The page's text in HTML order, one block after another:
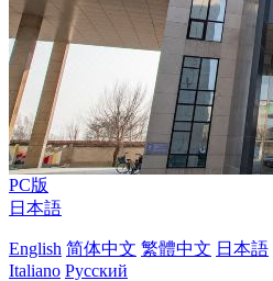
PC版
日本語
English 简体中文 繁體中文 日本語
Italiano Русский